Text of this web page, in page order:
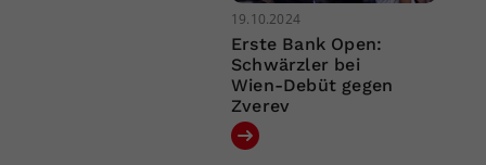
19.10.2024
Erste Bank Open:
Schwärzler bei
Wien-Debüt gegen
Zverev